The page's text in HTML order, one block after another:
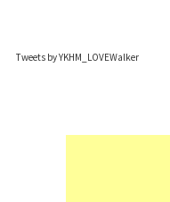
Tweets by YKHM_LOVEWalker